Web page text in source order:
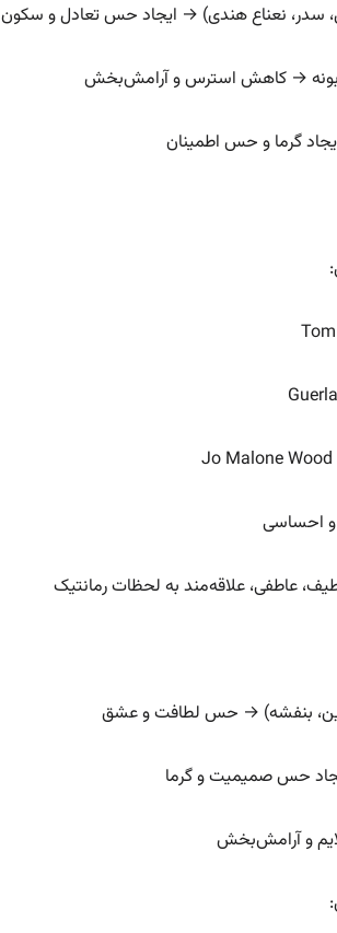
نعناع هندی) → ایجاد حس تعادل و سکون
→ کاهش استرس و آرامش‌بخش
گرما و حس اطمینان
Jo Malone
عاطفی، علاقه‌مند به لحظات رمانتیک
بنفشه) → حس لطافت و عشق
حس صمیمیت و گرما
و آرامش‌بخش